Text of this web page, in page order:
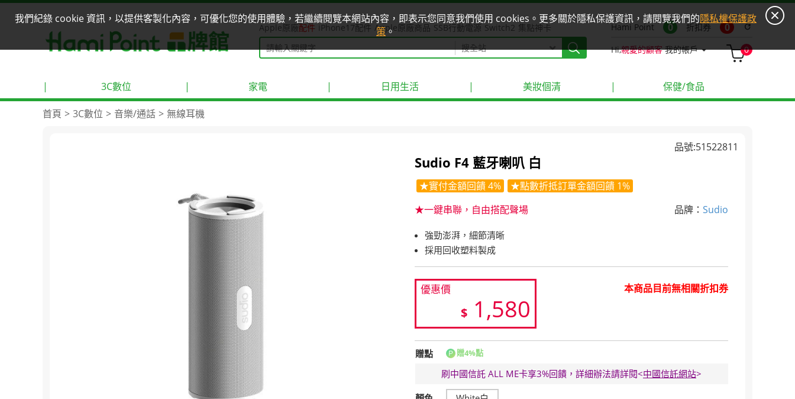
我們紀錄 cookie 資訊，以提供客製化內容，可優化您的使用體驗，若繼續閱覽本網站內容，即表示您同意我們使用 cookies。更多關於隱私保護資訊，請閱覽我們的隱私權保護政
策。
Apple原廠配件 iPhone17配件 Apple原廠商品 SSB行動電源 Switch2 集點神卡 Hami Point 0 折扣券 0 refresh
Hi,親愛的顧客 我的帳戶 0
| 3C數位 | 家電 | 日用生活 | 美妝個清 | 保健/食品
首頁 3C數位 音樂/通話 無線耳機
品號:51522811
Sudio F4 藍牙喇叭 白
★實付金額回饋 4%
★點數折抵訂單金額回饋 1%
★一鍵串聯，自由搭配聲場
品牌： Sudio
強勁澎湃，細節清晰
採用回收塑料製成
優惠價
$1,580
本商品目前無相關折扣券
贈點 贈4%點
刷中國信託 ALL ME卡享3%回饋，詳細辦法請詳閱<中國信託網站>